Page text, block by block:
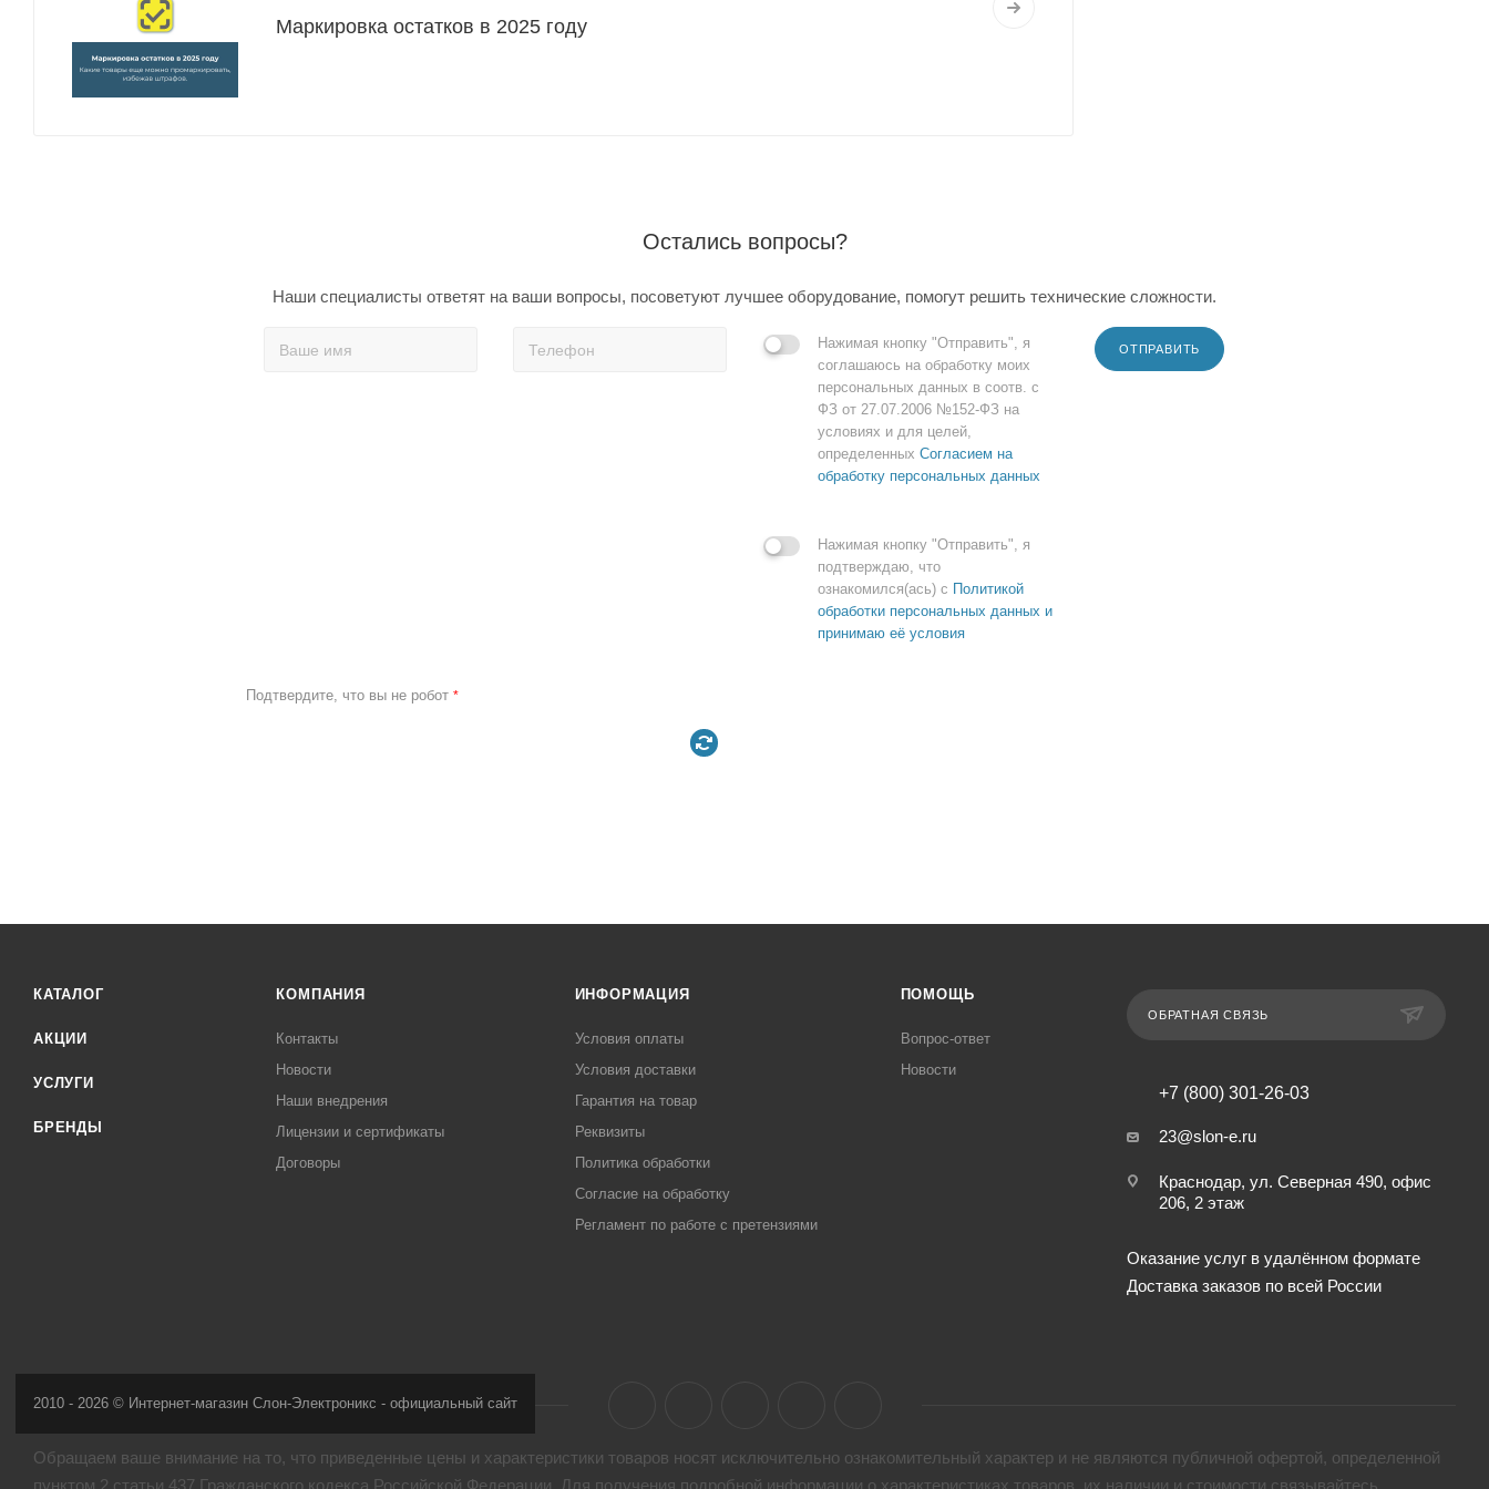
Маркировка остатков в 2025 году
Остались вопросы?
Наши специалисты ответят на ваши вопросы, посоветуют лучшее оборудование, помогут решить технические сложности.
Нажимая кнопку "Отправить", я
соглашаюсь на обработку моих
персональных данных в соотв. с
ФЗ от 27.07.2006 №152-ФЗ на
условиях и для целей,
определенных Согласием на
обработку персональных данных
Нажимая кнопку "Отправить", я
подтверждаю, что
ознакомился(ась) с Политикой
обработки персональных данных и
принимаю её условия
ОТПРАВИТЬ
Подтвердите, что вы не робот *
КАТАЛОГ
АКЦИИ
УСЛУГИ
БРЕНДЫ
КОМПАНИЯ
Контакты
Новости
Наши внедрения
Лицензии и сертификаты
Договоры
ИНФОРМАЦИЯ
Условия оплаты
Условия доставки
Гарантия на товар
Реквизиты
Политика обработки
Согласие на обработку
Регламент по работе с претензиями
ПОМОЩЬ
Вопрос-ответ
Новости
ОБРАТНАЯ СВЯЗЬ
+7 (800) 301-26-03
23@slon-e.ru
Краснодар, ул. Северная 490, офис
206, 2 этаж
Оказание услуг в удалённом формате
Доставка заказов по всей России
2010 - 2026 © Интернет-магазин Слон-Электроникс - официальный сайт
Обращаем ваше внимание на то, что приведенные цены и характеристики товaров носят исключительно ознакомительный характер и не являются публичной офертой, определенной